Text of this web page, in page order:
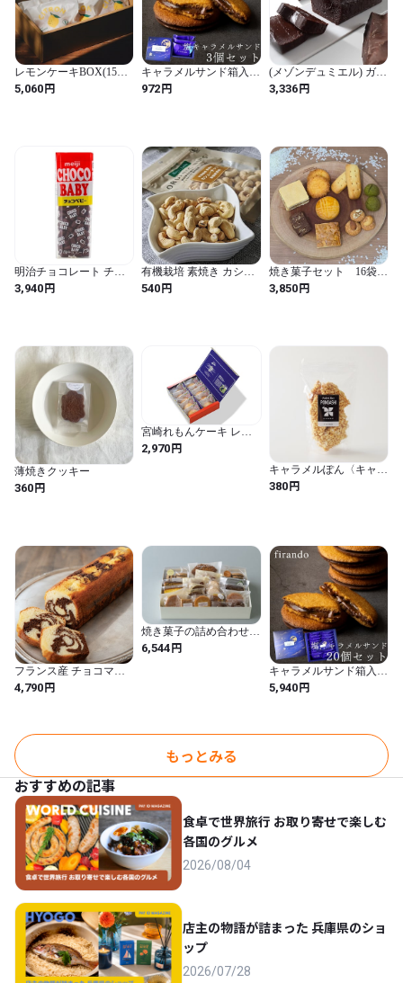
レモンケーキBOX(15個
入)
5,060円
キャラメルサンド箱入り
(3個)
972円
(メゾンデュミエル) ガト
ーショコラ テリーヌシ
ョコラ スイーツ お菓子
3,336円
明治チョコレート チョ
コベビー 32g×10個
3,940円
有機栽培 素焼き カシュ
ーナッツ 70g
540円
焼き菓子セット 16袋入
り
3,850円
薄焼きクッキー
360円
宮崎れもんケーキ レモ
ッタ 【10個入り】
2,970円
キャラメルぽん〈キャラ
メル味〉75g入り
380円
フランス産 チョコマー
ブルローフケーキ 575g
｜チョコレートを練り込
ークマルブレ パウンド
ケーキ 冷凍 St Michel サ
ンミッシェル Chocolate
Marble Loaf
Cake【DELICEMED】
4,790円
焼き菓子の詰め合わせ
（クッキー入り）
6,544円
キャラメルサンド箱入り
(20個)
5,940円
もっとみる
おすすめの記事
食卓で世界旅行 お取り寄せで楽しむ
各国のグルメ
2026/08/04
店主の物語が詰まった 兵庫県のショ
ップ
2026/07/28